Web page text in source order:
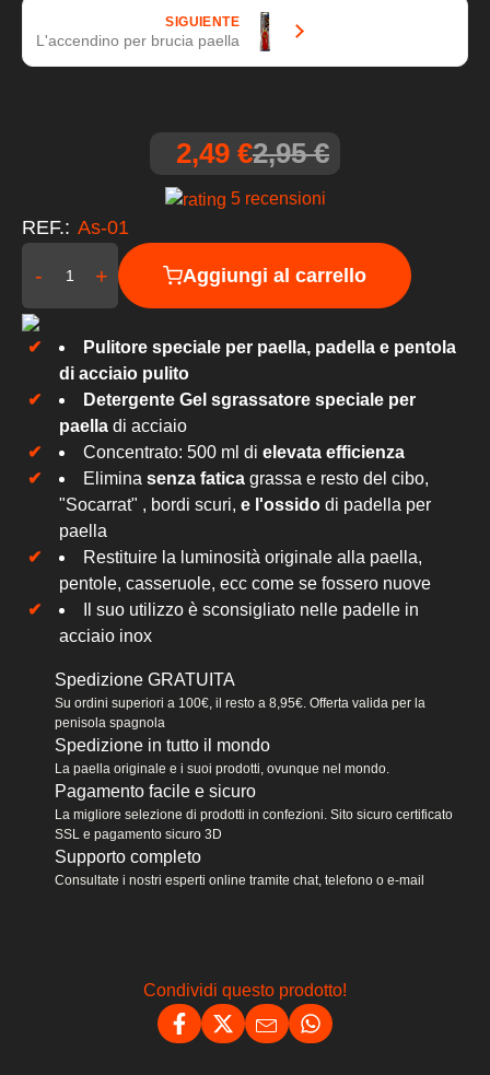
2,49 €2,95 €
5 recensioni
REF.: As-01
- + Aggiungi al carrello
Pulitore speciale per paella, padella e pentola
di acciaio pulito
Detergente Gel sgrassatore speciale per
paella di acciaio
Concentrato: 500 ml di elevata efficienza
Elimina senza faticagrassa e resto del cibo,
"Socarrat" , bordi scuri, e l'ossidodi padella per
paella
Restituire la luminosità originale alla paella,
pentole, casseruole, ecc come se fossero nuove
Il suo utilizzo è sconsigliato nelle padelle in
acciaio inox
Spedizione GRATUITA
Su ordini superiori a 100€, il resto a 8,95€. Offerta valida per la
penisola spagnola
Spedizione in tutto il mondo
La paella originale e i suoi prodotti, ovunque nel mondo.
Pagamento facile e sicuro
La migliore selezione di prodotti in confezioni. Sito sicuro certificato
SSL e pagamento sicuro 3D
Supporto completo
Consultate i nostri esperti online tramite chat, telefono o e-mail
SIGUIENTE
L'accendino per brucia paella
Condividi questo prodotto!